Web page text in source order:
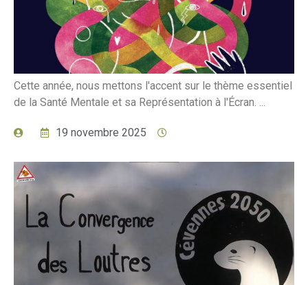
Cette année, nous mettons l'accent sur le thème essentiel
de la Santé Mentale et sa Représentation à l'Écran. ...
19 novembre 2025